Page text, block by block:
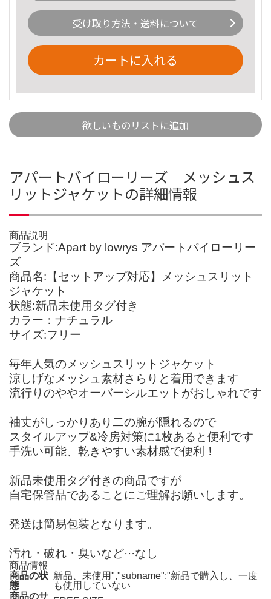
受け取り方法・送料について
カートに入れる
欲しいものリストに追加
アパートバイローリーズ メッシュス
リットジャケットの詳細情報
商品説明
ブランド:Apart by lowrys アパートバイローリー
ズ
商品名:【セットアップ対応】メッシュスリット
ジャケット
状態:新品未使用タグ付き
カラー：ナチュラル
サイズ:フリー
毎年人気のメッシュスリットジャケット
涼しげなメッシュ素材さらりと着用できます
流行りのややオーバーシルエットがおしゃれです
袖丈がしっかりあり二の腕が隠れるので
スタイルアップ&冷房対策に1枚あると便利です
手洗い可能、乾きやすい素材感で便利！
新品未使用タグ付きの商品ですが
自宅保管品であることにご理解お願いします。
発送は簡易包装となります。
汚れ・破れ・臭いなど···なし
商品情報
商品の状
態
新品、未使用","subname":"新品で購入し、一度
も使用していない
商品のサ